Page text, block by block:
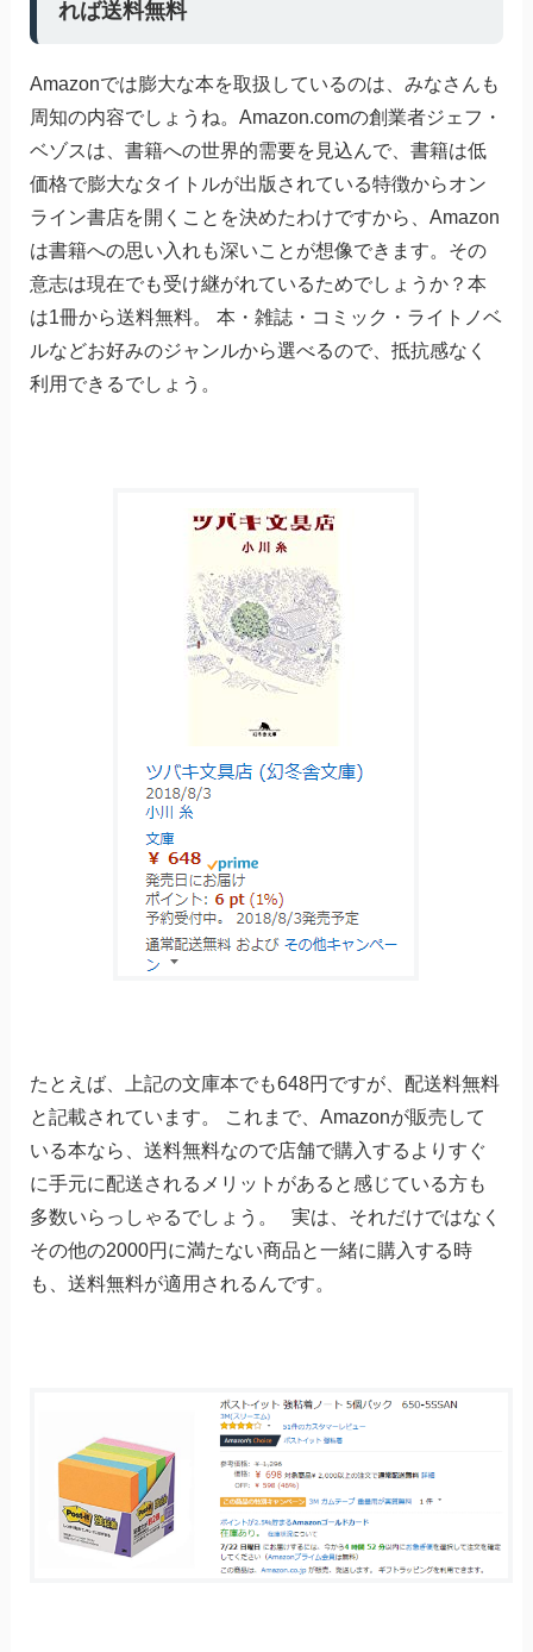
れば送料無料
Amazonでは膨大な本を取扱しているのは、みなさんも
周知の内容でしょうね。Amazon.comの創業者ジェフ・
ベゾスは、書籍への世界的需要を見込んで、書籍は低
価格で膨大なタイトルが出版されている特徴からオン
ライン書店を開くことを決めたわけですから、Amazon
は書籍への思い入れも深いことが想像できます。その
意志は現在でも受け継がれているためでしょうか？本
は1冊から送料無料。 本・雑誌・コミック・ライトノベ
ルなどお好みのジャンルから選べるので、抵抗感なく
利用できるでしょう。
たとえば、上記の文庫本でも648円ですが、配送料無料
と記載されています。 これまで、Amazonが販売して
いる本なら、送料無料なので店舗で購入するよりすぐ
に手元に配送されるメリットがあると感じている方も
多数いらっしゃるでしょう。 実は、それだけではなく
その他の2000円に満たない商品と一緒に購入する時
も、送料無料が適用されるんです。